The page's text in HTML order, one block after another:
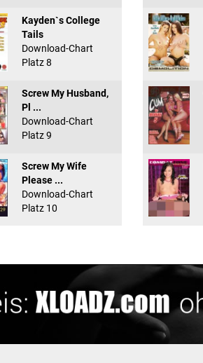
Kayden`s College
Tails
Download-Chart
Platz 8
Screw My Husband,
Pl ...
Download-Chart
Platz 9
Screw My Wife
Please ...
Download-Chart
Platz 10